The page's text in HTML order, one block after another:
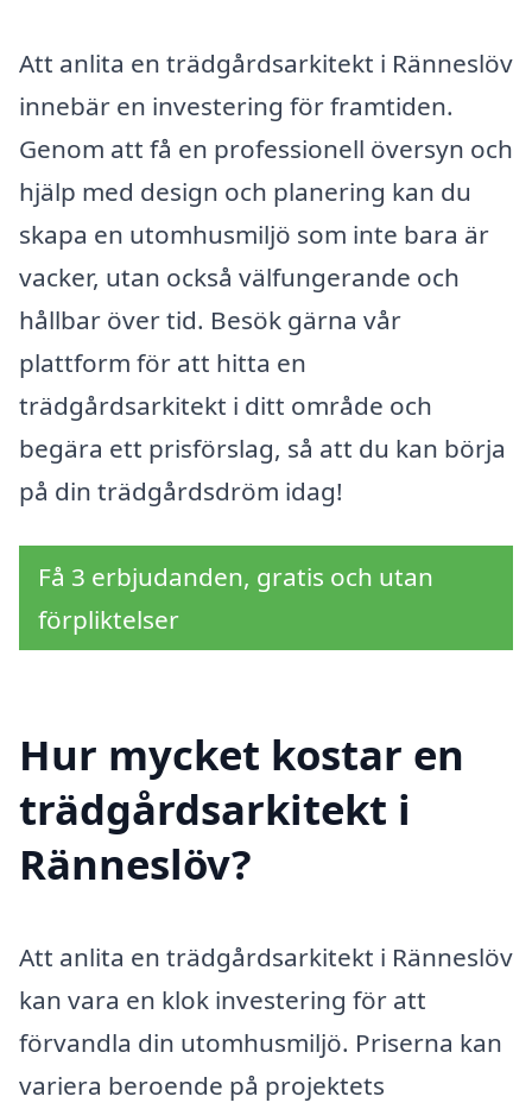
Att anlita en trädgårdsarkitekt i Ränneslöv
innebär en investering för framtiden.
Genom att få en professionell översyn och
hjälp med design och planering kan du
skapa en utomhusmiljö som inte bara är
vacker, utan också välfungerande och
hållbar över tid. Besök gärna vår
plattform för att hitta en
trädgårdsarkitekt i ditt område och
begära ett prisförslag, så att du kan börja
på din trädgårdsdröm idag!
Få 3 erbjudanden, gratis och utan
förpliktelser
Hur mycket kostar en
trädgårdsarkitekt i
Ränneslöv?
Att anlita en trädgårdsarkitekt i Ränneslöv
kan vara en klok investering för att
förvandla din utomhusmiljö. Priserna kan
variera beroende på projektets